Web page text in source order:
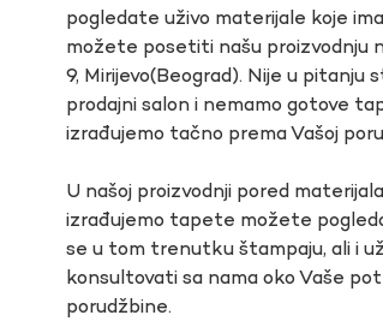
pogledate uživo materijale koje
možete posetiti našu proizvodnju
9, Mirijevo(Beograd). Nije u pitanju
prodajni salon i nemamo gotove
izrađujemo tačno prema Vašoj
U našoj proizvodnji pored
izrađujemo tapete možete
se u tom trenutku štampaju, ali i
konsultovati sa nama oko Vaše
porudžbine.